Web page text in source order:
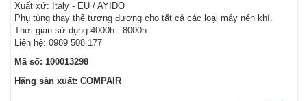
Xuất xứ: Italy - EU / AYIDO
Phụ tùng thay thế tương đương cho tất cả các loại máy nén khí.
Thời gian sử dụng 4000h - 8000h
Liên hệ: 0989 508 177
Mã số: 100013298
Hãng sản xuất: COMPAIR